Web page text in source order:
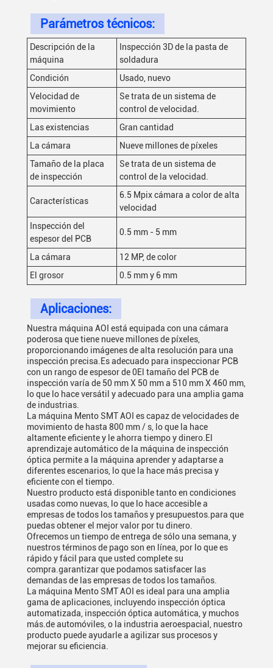
Parámetros técnicos:
Descripción de la
máquina
Inspección 3D de la pasta de
soldadura
Condición
Usado, nuevo
Velocidad de
movimiento
Se trata de un sistema de
control de velocidad.
Las existencias
Gran cantidad
La cámara
Nueve millones de píxeles
Tamaño de la placa
de inspección
Se trata de un sistema de
control de la velocidad.
Características
6.5 Mpix cámara a color de alta
velocidad
Inspección del
espesor del PCB
0.5 mm - 5 mm
La cámara
12 MP, de color
El grosor
0.5 mm y 6 mm
Aplicaciones:
Nuestra máquina AOI está equipada con una cámara
poderosa que tiene nueve millones de píxeles,
proporcionando imágenes de alta resolución para una
inspección precisa.Es adecuado para inspeccionar PCB
con un rango de espesor de 0El tamaño del PCB de
inspección varía de 50 mm X 50 mm a 510 mm X 460 mm,
lo que lo hace versátil y adecuado para una amplia gama
de industrias.
La máquina Mento SMT AOI es capaz de velocidades de
movimiento de hasta 800 mm / s, lo que la hace
altamente eficiente y le ahorra tiempo y dinero.El
aprendizaje automático de la máquina de inspección
óptica permite a la máquina aprender y adaptarse a
diferentes escenarios, lo que la hace más precisa y
eficiente con el tiempo.
Nuestro producto está disponible tanto en condiciones
usadas como nuevas, lo que lo hace accesible a
empresas de todos los tamaños y presupuestos.para que
puedas obtener el mejor valor por tu dinero.
Ofrecemos un tiempo de entrega de sólo una semana, y
nuestros términos de pago son en línea, por lo que es
rápido y fácil para que usted complete su
compra.garantizar que podamos satisfacer las
demandas de las empresas de todos los tamaños.
La máquina Mento SMT AOI es ideal para una amplia
gama de aplicaciones, incluyendo inspección óptica
automatizada, inspección óptica automática, y muchos
más.de automóviles, o la industria aeroespacial, nuestro
producto puede ayudarle a agilizar sus procesos y
mejorar su eficiencia.